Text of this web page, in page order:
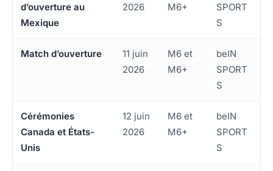
d’ouverture au
Mexique
2026
M6+
SPORT
S
Match d’ouverture
11 juin
2026
M6 et
M6+
beIN
SPORT
S
Cérémonies
Canada et États-
Unis
12 juin
2026
M6 et
M6+
beIN
SPORT
S